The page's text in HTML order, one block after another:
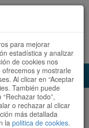
Español | Català
por: Más recientes /
para mejorar
estadística y analizar
de cookies nos
y mostrarle
Al clicar en “Aceptar
También puede
todo”,
o rechazar al clicar
más detallada
lapolitica de cookies.